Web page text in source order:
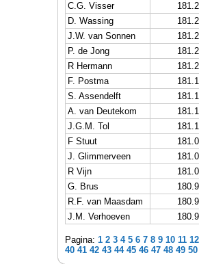
C.G. Visser
D. Wassing
J.W. van Sonnen
P. de Jong
R Hermann
F. Postma
S. Assendelft
A. van Deutekom
J.G.M. Tol
F Stuut
J. Glimmerveen
R Vijn
G. Brus
R.F. van Maasdam
J.M. Verhoeven
Pagina: 1 2 3 4 5 6 7 8 9 10 11 12
40 41 42 43 44 45 46 47 48 49 50